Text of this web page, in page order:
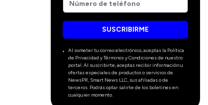
SUSCRIBIRME
Al someter tu correo electrónico, aceptas la Política
de Privacidad y Términos y Condiciones de nuestro
portal. Al suscribirte, aceptas recibir información u
ofertas especiales de productos o servicios de
NewsPR, Smart News LLC, sus afiliadas o de
terceros. Podrás optar salirte de los boletines en
cualquier momento.